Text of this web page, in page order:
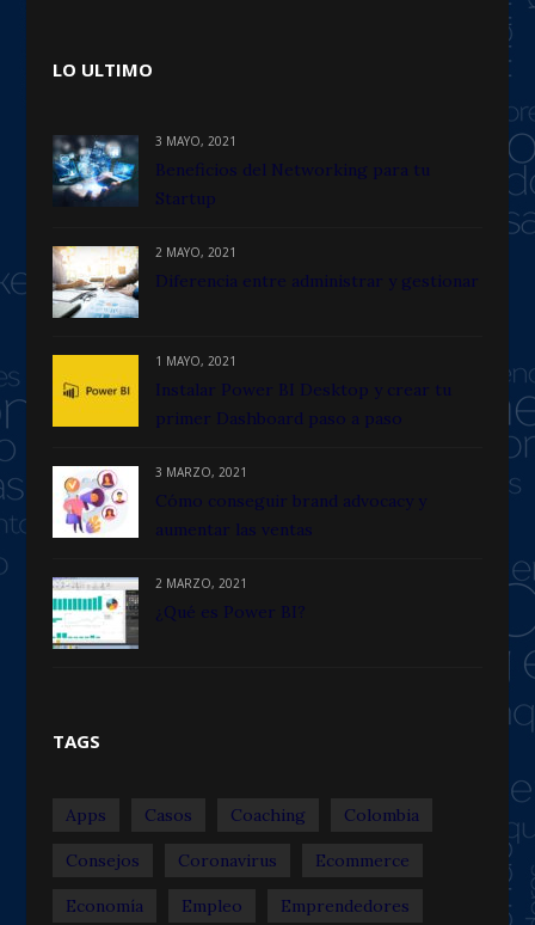
LO ULTIMO
3 MAYO, 2021
Beneficios del Networking para tu
Startup
2 MAYO, 2021
Diferencia entre administrar y gestionar
1 MAYO, 2021
Instalar Power BI Desktop y crear tu
primer Dashboard paso a paso
3 MARZO, 2021
Cómo conseguir brand advocacy y
aumentar las ventas
2 MARZO, 2021
¿Qué es Power BI?
TAGS
Apps Casos Coaching Colombia
Consejos Coronavirus Ecommerce
Economía Empleo Emprendedores